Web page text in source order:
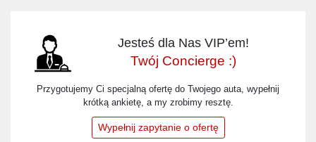
Jesteś dla Nas VIP’em!
Twój Concierge :)
Przygotujemy Ci specjalną ofertę do Twojego auta, wypełnij
krótką ankietę, a my zrobimy resztę.
Wypełnij zapytanie o ofertę